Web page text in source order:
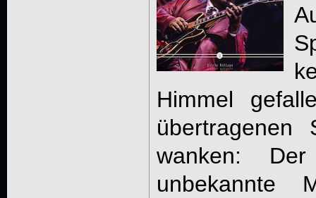
Himmel
wanken:
unbekannte